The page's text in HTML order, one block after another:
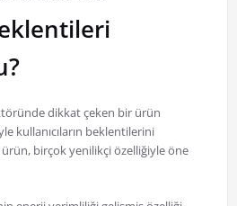
dikkat çeken bir ürün
kullanıcıların beklentilerini
ürün, birçok yenilikçi özelliğiyle öne